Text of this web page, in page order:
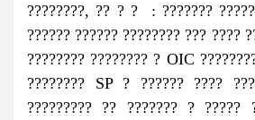
????????, ?? ? ? : ???????
?????? ?????? ???????? ??? ????
???????? ???????? ? OIC
???????? SP ? ?????? ????
????????? ?? ??????? ? ?????